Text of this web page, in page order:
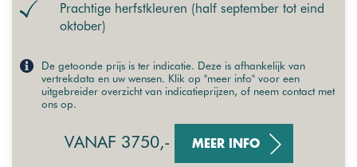
Prachtige herfstkleuren (half september tot eind
oktober)
De getoonde prijs is ter indicatie. Deze is afhankelijk van
vertrekdata en uw wensen. Klik op "meer info" voor een
uitgebreider overzicht van indicatieprijzen, of neem contact met
ons op.
VANAF 3750,- MEER INFO